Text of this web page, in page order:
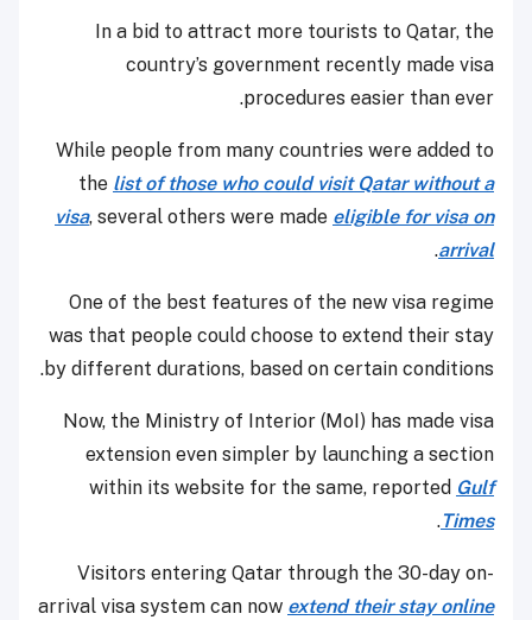
In a bid to attract more tourists to Qatar, the
country’s government recently made visa
procedures easier than ever.
While people from many countries were added to
the list of those who could visit Qatar without a
visa, several others were made eligible for visa on
arrival
.
One of the best features of the new visa regime
was that people could choose to extend their stay
by different durations, based on certain conditions.
Now, the Ministry of Interior (MoI) has made visa
extension even simpler by launching a section
within its website for the same, reported Gulf
Times
.
Visitors entering Qatar through the 30-day on-
arrival visa system can now extend their stay online